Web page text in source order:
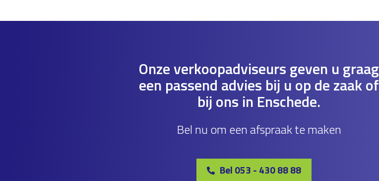
Onze verkoopadviseurs geven u graag
een passend advies bij u op de zaak of
bij ons in Enschede.
Bel nu om een afspraak te maken
Bel 053 - 430 88 88